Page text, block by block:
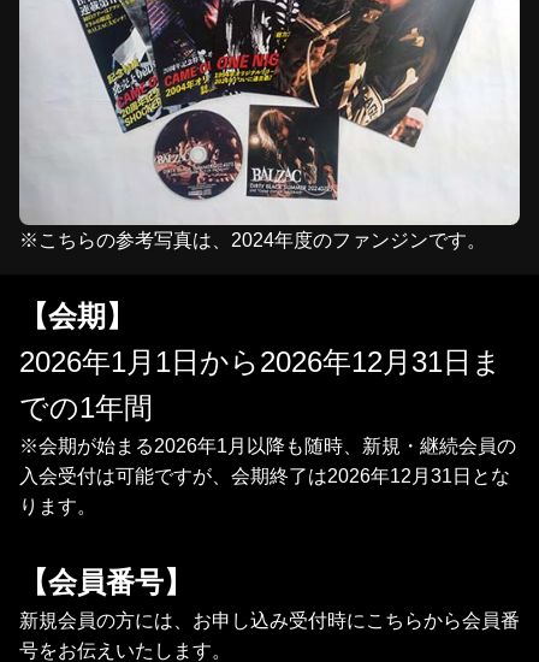
※こちらの参考写真は、2024年度のファンジンです。
【会期】
2026年1月1日から2026年12月31日ま
での1年間
※会期が始まる2026年1月以降も随時、新規・継続会員の
入会受付は可能ですが、会期終了は2026年12月31日とな
ります。
【会員番号】
新規会員の方には、お申し込み受付時にこちらから会員番
号をお伝えいたします。